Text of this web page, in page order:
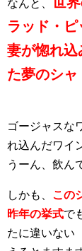
なんと、
ラッド・
妻が惚れ込
た夢のシャ
ゴージャスな
れ込んだワイ
うーん、飲ん
しかも、 この
昨年の挙式で
たに違いない